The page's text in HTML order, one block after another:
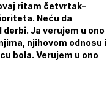
ritam četvrtak–
Neću da
Ja verujem u ono
njihovom odnosu i
bola. Verujem u ono